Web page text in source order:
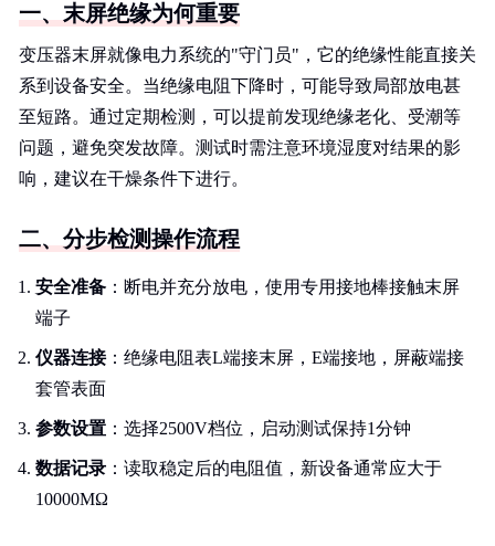
一、末屏绝缘为何重要
变压器末屏就像电力系统的"守门员"，它的绝缘性能直接关
系到设备安全。当绝缘电阻下降时，可能导致局部放电甚
至短路。通过定期检测，可以提前发现绝缘老化、受潮等
问题，避免突发故障。测试时需注意环境湿度对结果的影
响，建议在干燥条件下进行。
二、分步检测操作流程
安全准备 ：断电并充分放电，使用专用接地棒接触末屏
端子
仪器连接：绝缘电阻表L端接末屏，E端接地，屏蔽端接
套管表面
参数设置 ：选择2500V档位，启动测试保持1分钟
数据记录 ：读取稳定后的电阻值，新设备通常应大于
10000MΩ